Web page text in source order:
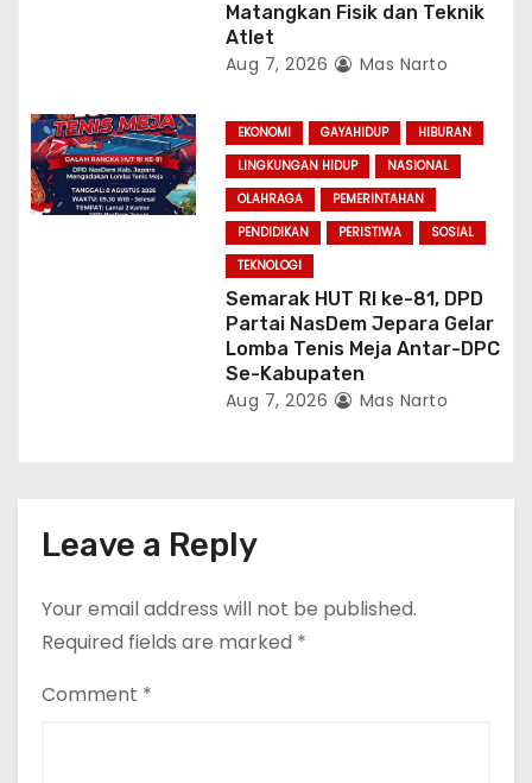
Matangkan Fisik dan Teknik
Atlet
Aug 7, 2026 Mas Narto
EKONOMI GAYAHIDUP
HIBURAN
LINGKUNGAN HIDUP
NASIONAL
OLAHRAGA
PEMERINTAHAN
PENDIDIKAN
PERISTIWA
SOSIAL
TEKNOLOGI
Semarak HUT RI ke-81, DPD
Partai NasDem Jepara Gelar
Lomba Tenis Meja Antar-DPC
Se-Kabupaten
Aug 7, 2026 Mas Narto
Leave a Reply
Your email address will not be published.
Required fields are marked *
Comment *